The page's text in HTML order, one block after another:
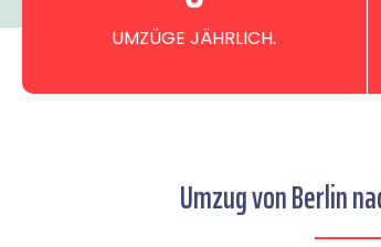
UMZÜGE JÄHRLICH.
Umzug von Berlin